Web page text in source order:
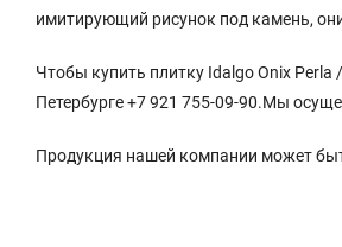
имитирующий рисунок под камень,
Чтобы купить плитку Idalgo Onix Perla
Петербурге +7 921 755-09-90.Мы
Продукция нашей компании может